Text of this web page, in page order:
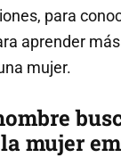
para
aprender
mujer.
mujer